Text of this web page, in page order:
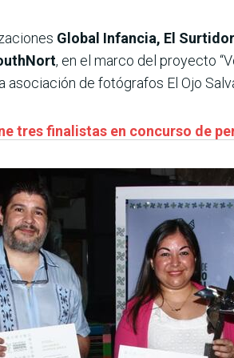
Global Infancia, El
, en el marco del proyecto
de fotógrafos El Ojo
tres finalistas en concurso de